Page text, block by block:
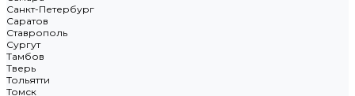
Санкт-Петербург
Саратов
Ставрополь
Сургут
Тамбов
Тверь
Тольятти
Томск